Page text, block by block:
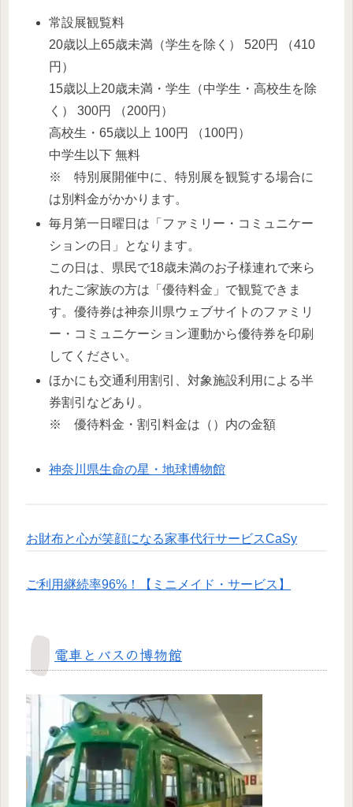
常設展観覧料
20歳以上65歳未満（学生を除く） 520円 （410
円）
15歳以上20歳未満・学生（中学生・高校生を除
く） 300円 （200円）
高校生・65歳以上 100円 （100円）
中学生以下 無料
※ 特別展開催中に、特別展を観覧する場合に
は別料金がかかります。
毎月第一日曜日は「ファミリー・コミュニケー
ションの日」となります。
この日は、県民で18歳未満のお子様連れで来ら
れたご家族の方は「優待料金」で観覧できま
す。優待券は神奈川県ウェブサイトのファミリ
ー・コミュニケーション運動から優待券を印刷
してください。
ほかにも交通利用割引、対象施設利用による半
券割引などあり。
※ 優待料金・割引料金は（）内の金額
神奈川県生命の星・地球博物館
お財布と心が笑顔になる家事代行サービスCaSy
ご利用継続率96%！【ミニメイド・サービス】
電車とバスの博物館